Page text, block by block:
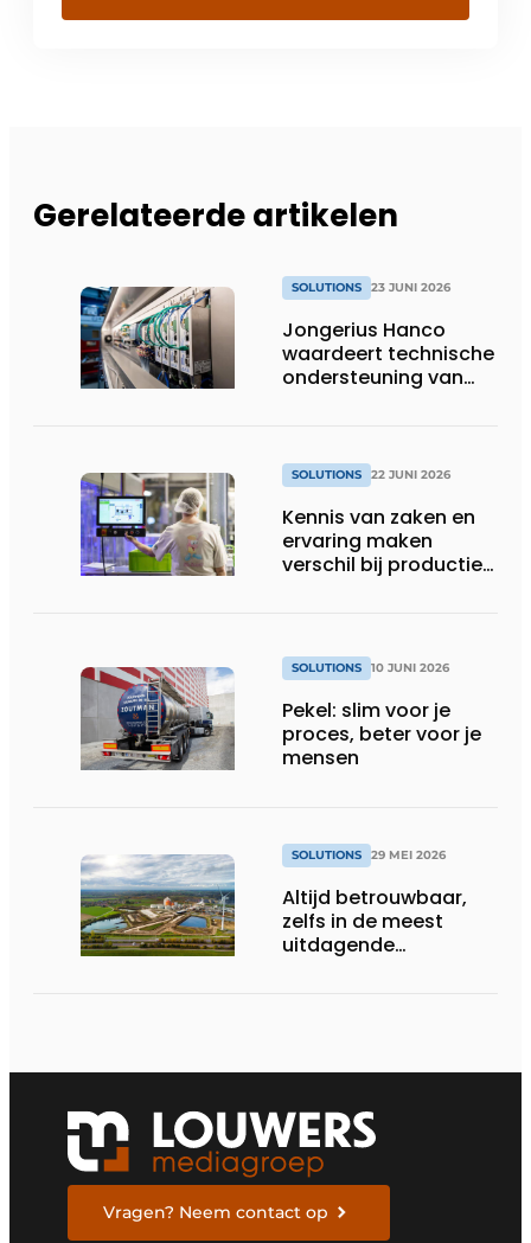
Gerelateerde artikelen
SOLUTIONS 23 JUNI 2026
Jongerius Hanco
waardeert technische
ondersteuning van
SOLUTIONS 22 JUNI 2026
Kennis van zaken en
ervaring maken
verschil bij productie-
SOLUTIONS 10 JUNI 2026
Pekel: slim voor je
proces, beter voor je
mensen
SOLUTIONS 29 MEI 2026
Altijd betrouwbaar,
zelfs in de meest
uitdagende
Vragen? Neem contact op